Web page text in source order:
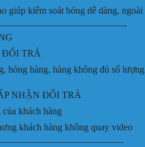
giúp kiểm soát bóng dễ dàng,
TRẢ
hỏng hàng, hàng không đủ số lượng
NHẬN ĐỔI TRẢ
khách hàng
khách hàng không quay video